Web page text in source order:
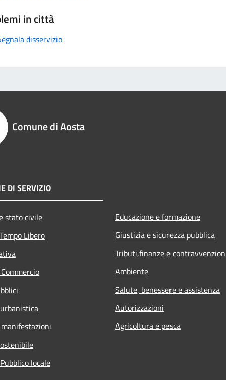
in città
disservizio
Comune di Aosta
DI SERVIZIO
stato civile
Libero
locale
Educazione e formazione
Giustizia e sicurezza pubblica
Tributi,finanze e
Ambiente
Salute, benessere e assistenza
Autorizzazioni
Agricoltura e pesca